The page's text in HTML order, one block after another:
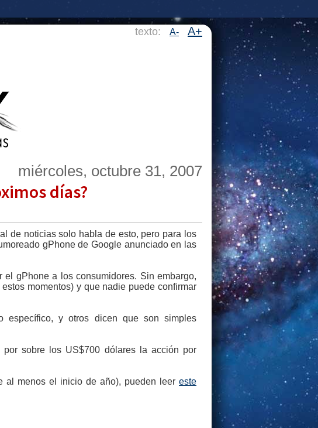
texto: A- A+
miércoles, octubre 31, 2007
días?
de noticias solo habla de esto, pero para los
gPhone de Google anunciado en las
gPhone a los consumidores. Sin embargo,
momentos) y que nadie puede confirmar
específico, y otros dicen que son simples
sobre los US$700 dólares la acción por
al menos el inicio de año), pueden leer este